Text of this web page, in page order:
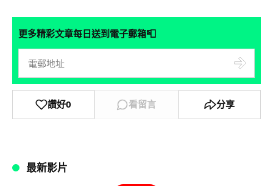
更多精彩文章每日送到電子郵箱📮
讚好0 看留言 分享
最新影片